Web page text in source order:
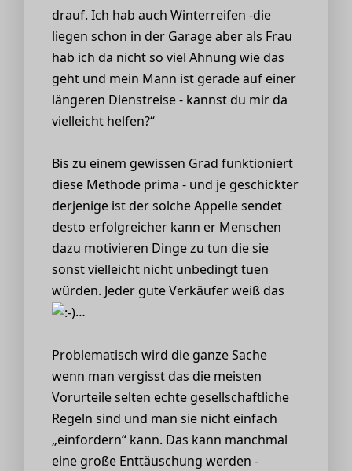
drauf. Ich hab auch Winterreifen -die
liegen schon in der Garage aber als Frau
hab ich da nicht so viel Ahnung wie das
geht und mein Mann ist gerade auf einer
längeren Dienstreise - kannst du mir da
vielleicht helfen?“
Bis zu einem gewissen Grad funktioniert
diese Methode prima - und je geschickter
derjenige ist der solche Appelle sendet
desto erfolgreicher kann er Menschen
dazu motivieren Dinge zu tun die sie
sonst vielleicht nicht unbedingt tuen
würden. Jeder gute Verkäufer weiß das
…
Problematisch wird die ganze Sache
wenn man vergisst das die meisten
Vorurteile selten echte gesellschaftliche
Regeln sind und man sie nicht einfach
„einfordern“ kann. Das kann manchmal
eine große Enttäuschung werden -